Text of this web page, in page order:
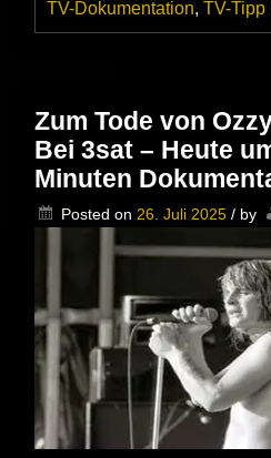
TV-Dokumentation, TV-Tipp
Zum Tode von
Bei 3sat – Heute
Minuten
Posted on 26. Juli 2025 / by